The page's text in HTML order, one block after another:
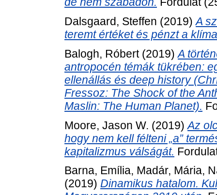
Dalsgaard, Steffen (2019)A
teremt értéket és pénzt a
Balogh, Róbert(2019)A
antropocén témák tükrében:
ellenállás és deep history
Fressoz: The Shock of the
Maslin: The Human Planet).
Moore, Jason W. (2019)Az
hogy nem kell félteni „a”
kapitalizmus válságát.
Barna, Emília, Madár, Mária,
(2019) Dinamikus hatalom.